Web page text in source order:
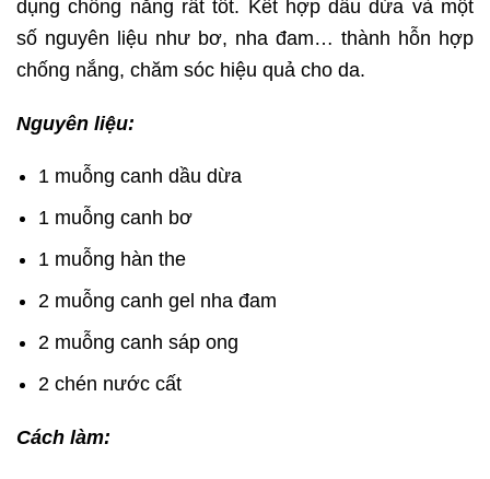
dụng chống nắng rất tốt. Kết hợp dầu dừa và một
số nguyên liệu như bơ, nha đam… thành hỗn hợp
chống nắng, chăm sóc hiệu quả cho da.
Nguyên liệu:
1 muỗng canh dầu dừa
1 muỗng canh bơ
1 muỗng hàn the
2 muỗng canh gel nha đam
2 muỗng canh sáp ong
2 chén nước cất
Cách làm: